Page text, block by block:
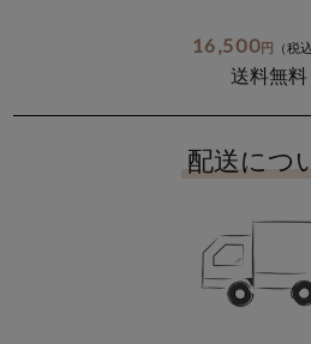
16,500円 （税
送料無料
配送につ